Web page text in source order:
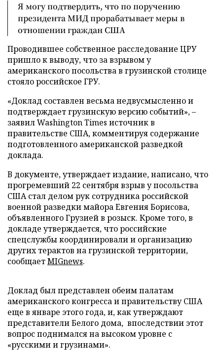
Я могу подтвердить, что по поручению
президента МИД прорабатывает меры в
отношении граждан США
Проводившее собственное расследование ЦРУ
пришло к выводу, что за взрывом у
американского посольства в грузинской столице
стояло российское ГРУ.
«Доклад составлен весьма недвусмысленно и
подтверждает грузинскую версию событий», –
заявил Washington Times источник в
правительстве США, комментируя содержание
подготовленного американской разведкой
доклада.
В документе, утверждает издание, написано, что
прогремевший 22 сентября взрыв у посольства
США стал делом рук сотрудника российской
военной разведки майора Евгения Борисова,
объявленного Грузией в розыск. Кроме того, в
докладе утверждается, что российские
спецслужбы координировали и организацию
других терактов на грузинской территории,
сообщаетMIGnews.
Доклад был представлен обеим палатам
американского конгресса и правительству США
еще в январе этого года, и, как утверждают
представители Белого дома, впоследствии этот
вопрос поднимался на высоком уровне с
«русскими и грузинами».